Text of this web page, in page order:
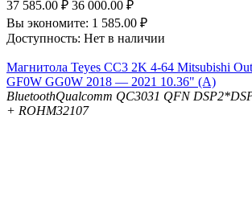
37 585.00 ₽ 36 000.00 ₽
Вы экономите: 1 585.00 ₽
Доступность: Нет в наличии
Магнитола Teyes CC3 2K 4-64 Mitsubishi
GF0W GG0W 2018 — 2021 10.36" (A)
BluetoothQualcomm QC3031 QFN DSP
+ ROHM32107